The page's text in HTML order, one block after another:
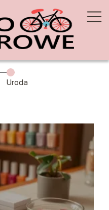
Uroda